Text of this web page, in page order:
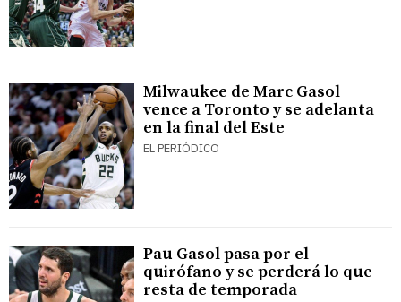
Milwaukee de Marc Gasol
vence a Toronto y se adelanta
en la final del Este
EL PERIÓDICO
Pau Gasol pasa por el
quirófano y se perderá lo que
resta de temporada